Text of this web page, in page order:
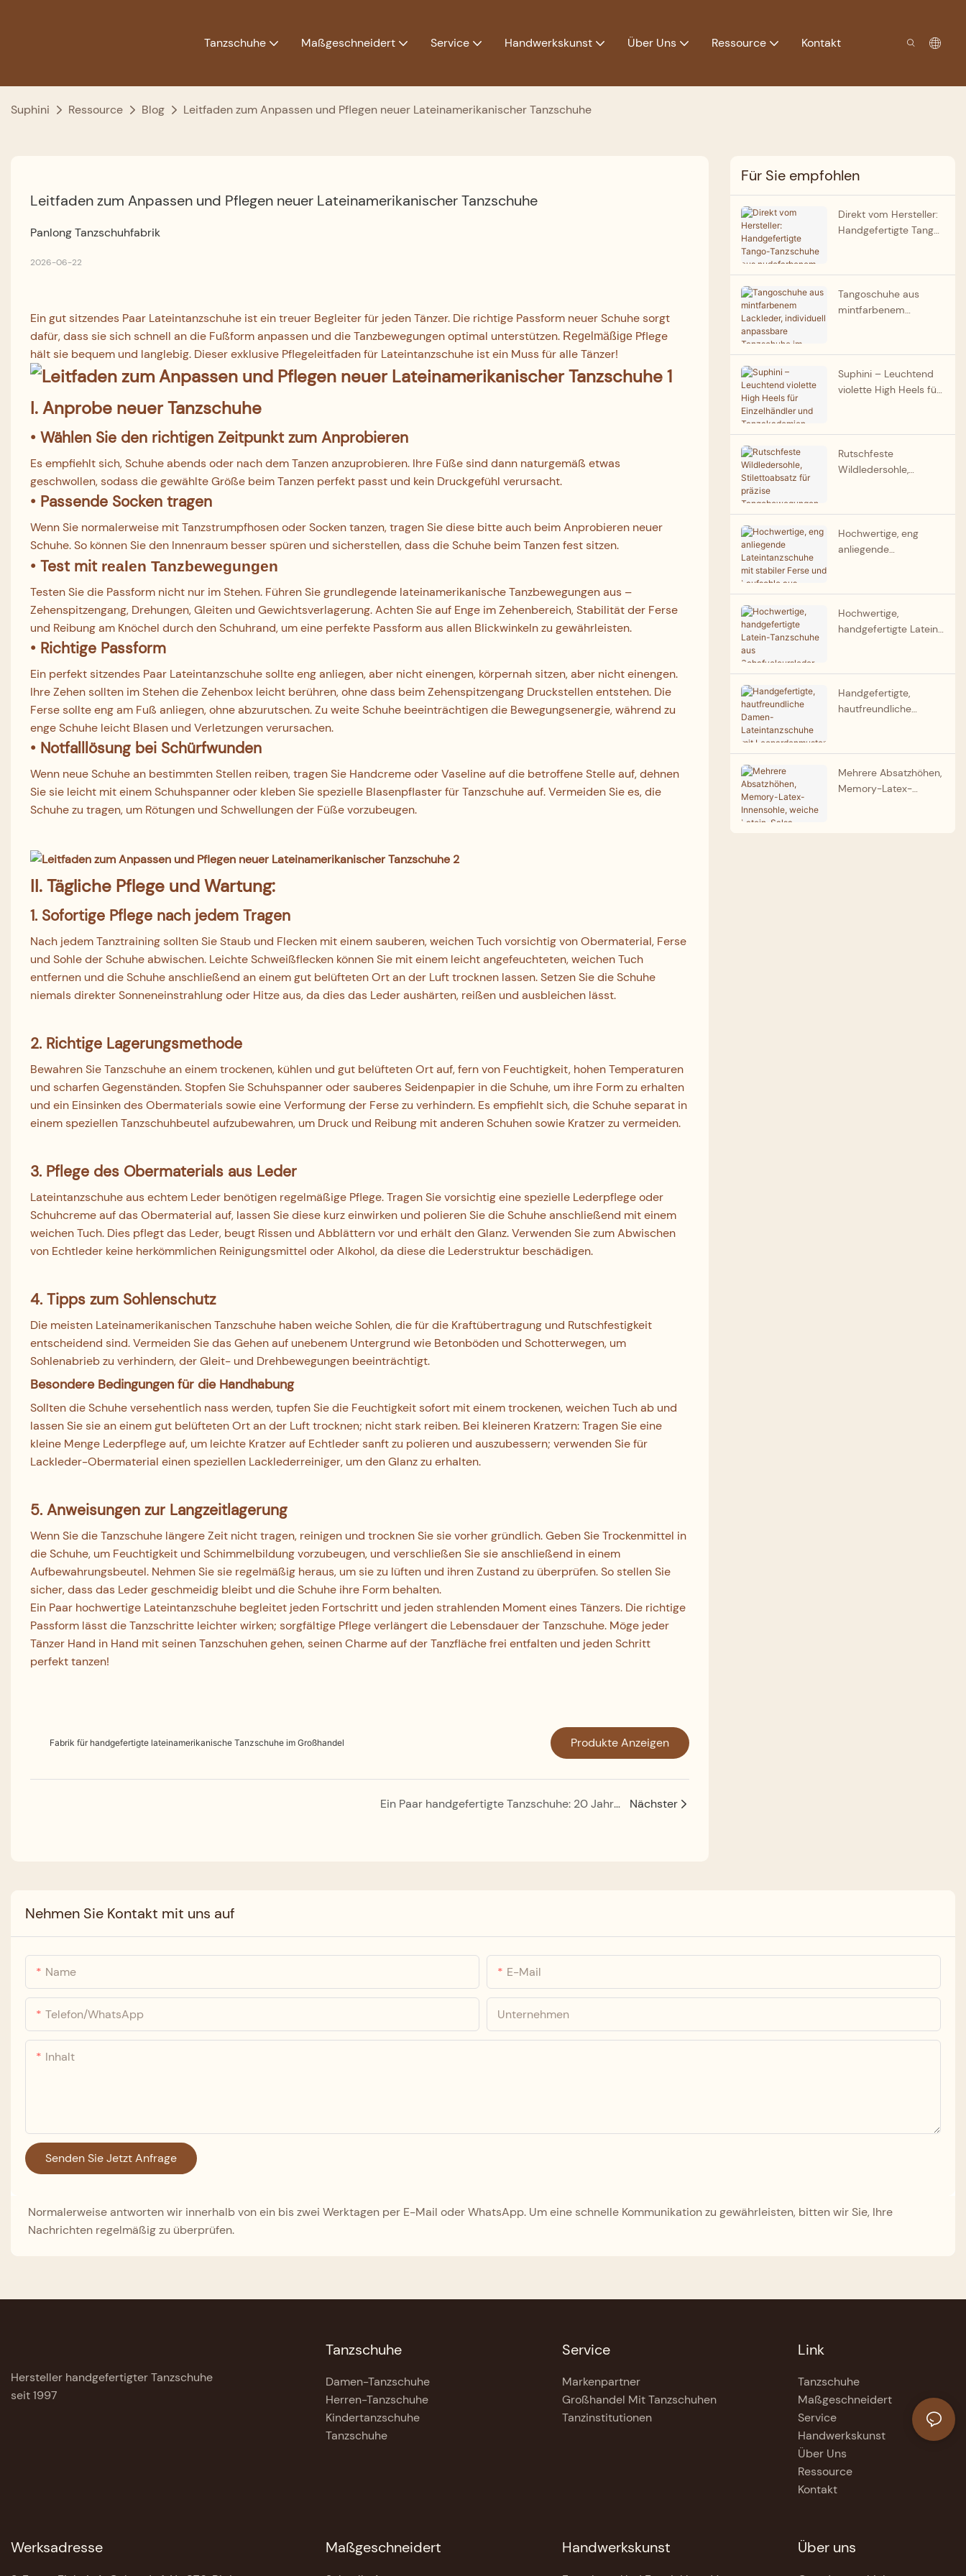
Tanzschuhe Maßgeschneidert Service Handwerkskunst Über Uns Ressource Kontakt
Suphini Ressource Blog Leitfaden zum Anpassen und Pflegen neuer Lateinamerikanischer Tanzschuhe
Leitfaden zum Anpassen und Pflegen neuer Lateinamerikanischer Tanzschuhe
Panlong Tanzschuhfabrik
2026-06-22
Ein gut sitzendes Paar Lateintanzschuhe ist ein treuer Begleiter für jeden Tänzer. Die richtige Passform neuer Schuhe sorgt
dafür, dass sie sich schnell an die Fußform anpassen und die Tanzbewegungen optimal unterstützen. RegelmäßigePflege
hält sie bequem und langlebig. Dieser exklusive Pflegeleitfaden für Lateintanzschuhe ist ein Muss für alle Tänzer!
I. Anprobe neuer Tanzschuhe
• Wählen Sie den richtigen Zeitpunkt zum Anprobieren
Es empfiehlt sich, Schuhe abends oder nach dem Tanzen anzuprobieren. Ihre Füße sind dann naturgemäß etwas
geschwollen, sodass die gewählte Größe beim Tanzen perfekt passt und kein Druckgefühl verursacht.
• Passende Socken tragen
Wenn Sie normalerweise mit Tanzstrumpfhosen oder Socken tanzen, tragen Sie diese bitte auch beim Anprobieren neuer
Schuhe. So können Sie den Innenraum besser spüren und sicherstellen, dass die Schuhe beim Tanzen fest sitzen.
• Test mit realen Tanzbewegungen
Testen Sie die Passform nicht nur im Stehen. Führen Sie grundlegende lateinamerikanische Tanzbewegungen aus –
Zehenspitzengang, Drehungen, Gleiten und Gewichtsverlagerung. Achten Sie auf Enge im Zehenbereich, Stabilität der Ferse
und Reibung am Knöchel durch den Schuhrand, um eine perfekte Passform aus allen Blickwinkeln zu gewährleisten.
• Richtige Passform
Ein perfekt sitzendes Paar Lateintanzschuhe sollte eng anliegen, aber nicht einengen, körpernah sitzen, aber nicht einengen.
Ihre Zehen sollten im Stehen die Zehenbox leicht berühren, ohne dass beim Zehenspitzengang Druckstellen entstehen. Die
Ferse sollte eng am Fuß anliegen, ohne abzurutschen. Zu weite Schuhe beeinträchtigen die Bewegungsenergie, während zu
enge Schuhe leicht Blasen und Verletzungen verursachen.
• Notfalllösung bei Schürfwunden
Wenn neue Schuhe an bestimmten Stellen reiben, tragen Sie Handcreme oder Vaseline auf die betroffene Stelle auf, dehnen
Sie sie leicht mit einem Schuhspanner oder kleben Sie spezielle Blasenpflaster für Tanzschuhe auf. Vermeiden Sie es, die
Schuhe zu tragen, um Rötungen und Schwellungen der Füße vorzubeugen.
II.Tägliche Pflege und Wartung:
1. Sofortige Pflege nach jedem Tragen
Nach jedem Tanztraining sollten Sie Staub und Flecken mit einem sauberen, weichen Tuch vorsichtig von Obermaterial, Ferse
und Sohle der Schuhe abwischen. Leichte Schweißflecken können Sie mit einem leicht angefeuchteten, weichen Tuch
entfernen und die Schuhe anschließend an einem gut belüfteten Ort an der Luft trocknen lassen. Setzen Sie die Schuhe
niemals direkter Sonneneinstrahlung oder Hitze aus, da dies das Leder aushärten, reißen und ausbleichen lässt.
2. Richtige Lagerungsmethode
Bewahren Sie Tanzschuhe an einem trockenen, kühlen und gut belüfteten Ort auf, fern von Feuchtigkeit, hohen Temperaturen
und scharfen Gegenständen. Stopfen Sie Schuhspanner oder sauberes Seidenpapier in die Schuhe, um ihre Form zu erhalten
und ein Einsinken des Obermaterials sowie eine Verformung der Ferse zu verhindern. Es empfiehlt sich, die Schuhe separat in
einem speziellen Tanzschuhbeutel aufzubewahren, um Druck und Reibung mit anderen Schuhen sowie Kratzer zu vermeiden.
3. Pflege des Obermaterials aus Leder
Lateintanzschuhe aus echtem Leder benötigen regelmäßige Pflege. Tragen Sie vorsichtig eine spezielle Lederpflege oder
Schuhcreme auf das Obermaterial auf, lassen Sie diese kurz einwirken und polieren Sie die Schuhe anschließend mit einem
weichen Tuch. Dies pflegt das Leder, beugt Rissen und Abblättern vor und erhält den Glanz. Verwenden Sie zum Abwischen
von Echtleder keine herkömmlichen Reinigungsmittel oder Alkohol, da diese die Lederstruktur beschädigen.
4. Tipps zum Sohlenschutz
Die meisten Lateinamerikanischen Tanzschuhe haben weiche Sohlen, die für die Kraftübertragung und Rutschfestigkeit
entscheidend sind. Vermeiden Sie das Gehen auf unebenem Untergrund wie Betonböden und Schotterwegen, um
Sohlenabrieb zu verhindern, der Gleit- und Drehbewegungen beeinträchtigt.
Besondere Bedingungen für die Handhabung
Sollten die Schuhe versehentlich nass werden, tupfen Sie die Feuchtigkeit sofort mit einem trockenen, weichen Tuch ab und
lassen Sie sie an einem gut belüfteten Ort an der Luft trocknen; nicht stark reiben. Bei kleineren Kratzern: Tragen Sie eine
kleine Menge Lederpflege auf, um leichte Kratzer auf Echtleder sanft zu polieren und auszubessern; verwenden Sie für
Lackleder-Obermaterial einen speziellen Lacklederreiniger, um den Glanz zu erhalten.
5. Anweisungen zur Langzeitlagerung
Wenn Sie die Tanzschuhe längere Zeit nicht tragen, reinigen und trocknen Sie sie vorher gründlich. Geben Sie Trockenmittel in
die Schuhe, um Feuchtigkeit und Schimmelbildung vorzubeugen, und verschließen Sie sie anschließend in einem
Aufbewahrungsbeutel. Nehmen Sie sie regelmäßig heraus, um sie zu lüften und ihren Zustand zu überprüfen. So stellen Sie
sicher, dass das Leder geschmeidig bleibt und die Schuhe ihre Form behalten.
Ein Paar hochwertige Lateintanzschuhe begleitet jeden Fortschritt und jeden strahlenden Moment eines Tänzers. Die richtige
Passform lässt die Tanzschritte leichter wirken; sorgfältige Pflege verlängert die Lebensdauer der Tanzschuhe. Möge jeder
Tänzer Hand in Hand mit seinen Tanzschuhen gehen, seinen Charme auf der Tanzfläche frei entfalten und jeden Schritt
perfekt tanzen!
Fabrik für handgefertigte lateinamerikanische Tanzschuhe im Großhandel Produkte Anzeigen
Ein Paar handgefertigte Tanzschuhe: 20 Jahre Hingabe und Präzision Nächster
Für Sie empfohlen
Direkt vom Hersteller:
Handgefertigte Tango-
Lackleder für Damen,
argentinische Tango-
Schuhe
Tangoschuhe aus
mintfarbenem
Tanzschuhe im
Großhandel
Suphini – Leuchtend
violette High Heels für
Anbieter
individualisierbarer
Tango-Tanzschuhe
Rutschfeste
Wildledersohle,
Tangobewegungen –
Professioneller
Hersteller von Tango-
Hochwertige, eng
anliegende
Laufsohle aus
Rindsveloursleder für
Training und
Tanzschuhe
Hochwertige,
handgefertigte Latein-
fünf Riemen, roter,
schmaler Absatz,
Großhandel
Handgefertigte,
hautfreundliche
Leopardenmuster, eng
anliegend,
professioneller
Mehrere Absatzhöhen,
Memory-Latex-
Nehmen Sie Kontakt mit uns auf
Name E-Mail
Telefon/WhatsApp Unternehmen
Inhalt
Senden Sie Jetzt Anfrage
Normalerweise antworten wir innerhalb von ein bis zwei Werktagen per E-Mail oder WhatsApp. Um eine schnelle Kommunikation zu gewährleisten, bitten wir Sie, Ihre
Nachrichten regelmäßig zu überprüfen.
Hersteller handgefertigter Tanzschuhe
seit 1997
Tanzschuhe
Damen-Tanzschuhe
Herren-Tanzschuhe
Kindertanzschuhe
Tanzschuhe
Service
Markenpartner
Großhandel Mit Tanzschuhen
Tanzinstitutionen
Link
Tanzschuhe
Maßgeschneidert
Service
Handwerkskunst
Über Uns
Ressource
Kontakt
Werksadresse Maßgeschneidert Handwerkskunst Über uns